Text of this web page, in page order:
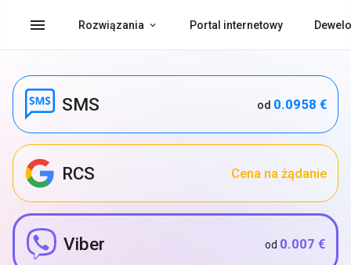
menu Rozwiązania Portal internetowy
SMS od 0.0958 €
RCS Cena na żądanie
Viber od 0.007 €